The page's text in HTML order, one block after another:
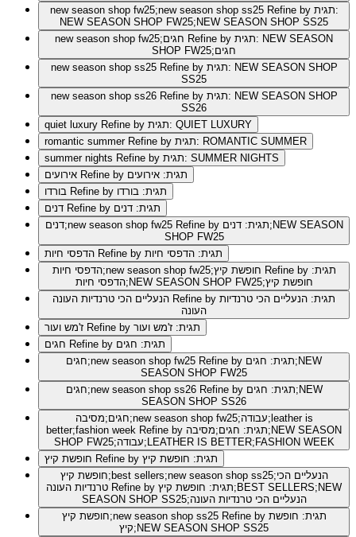
new season shop fw25;new season shop ss25 Refine by תגית:
NEW SEASON SHOP FW25;NEW SEASON SHOP SS25
Refine by תגית: NEW SEASON
SHOP FW25;חגים
new season shop ss25 Refine by תגית: NEW SEASON SHOP
SS25
new season shop ss26 Refine by תגית: NEW SEASON SHOP
SS26
quiet luxury
Refine by תגית: QUIET LUXURY
romantic summer
Refine by תגית: ROMANTIC SUMMER
summer nights
Refine by תגית: SUMMER NIGHTS
Refine by תגית: אירועים
Refine by תגית: בורדו
Refine by תגית: דנים
דנים;new season shop fw25 Refine by תגית: דנים;NEW SEASON
SHOP FW25
Refine by תגית: הדפסי חיות
Refine by תגית:
הדפסי חיות;NEW SEASON SHOP FW25;חופשת קיץ
Refine by תגית: הנעליים הכי טרנדיות
העונה
Refine by תגית: ז'מש ועור
Refine by תגית: חגים
חגים;new season shop fw25 Refine by תגית: חגים;NEW
SEASON SHOP FW25
חגים;new season shop ss26 Refine by תגית: חגים;NEW
SEASON SHOP SS26
חגים;מסיבה;new season shop fw25;עבודה;leather is
better;fashion week Refine by תגית: חגים;מסיבה;NEW SEASON
SHOP FW25;עבודה;LEATHER IS BETTER;FASHION WEEK
Refine by תגית: חופשת קיץ
חופשת קיץ;best sellers;new season shop ss25;הנעליים הכי
Refine by תגית: חופשת קיץ;BEST SELLERS;NEW
SEASON SHOP SS25;הנעליים הכי טרנדיות העונה
חופשת קיץ;new season shop ss25 Refine by תגית: חופשת
קיץ;NEW SEASON SHOP SS25